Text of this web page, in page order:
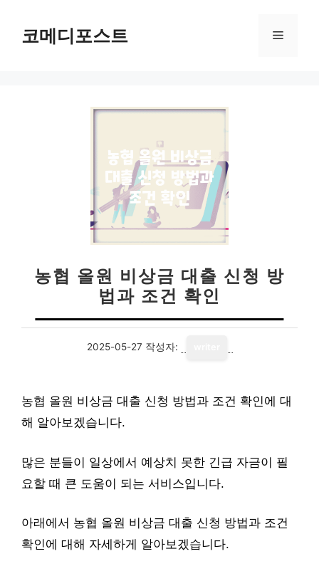
코메디포스트 메
농협 올원 비상금 대출 신청 방
법과 조건 확인
2025-05-27 작성자:
농협 올원 비상금 대출 신청 방법과 조건 확인에 대
해 알아보겠습니다.
많은 분들이 일상에서 예상치 못한 긴급 자금이 필
요할 때 큰 도움이 되는 서비스입니다.
아래에서 농협 올원 비상금 대출 신청 방법과 조건
확인에 대해 자세하게 알아보겠습니다.